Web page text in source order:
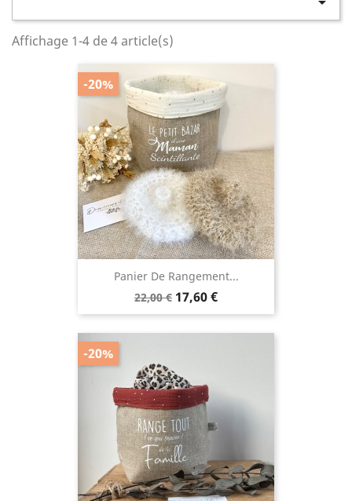
Affichage 1-4 de 4 article(s)
Panier De Rangement...
Prix
de
22,00 € Prix
17,60 €
-20%
-20%